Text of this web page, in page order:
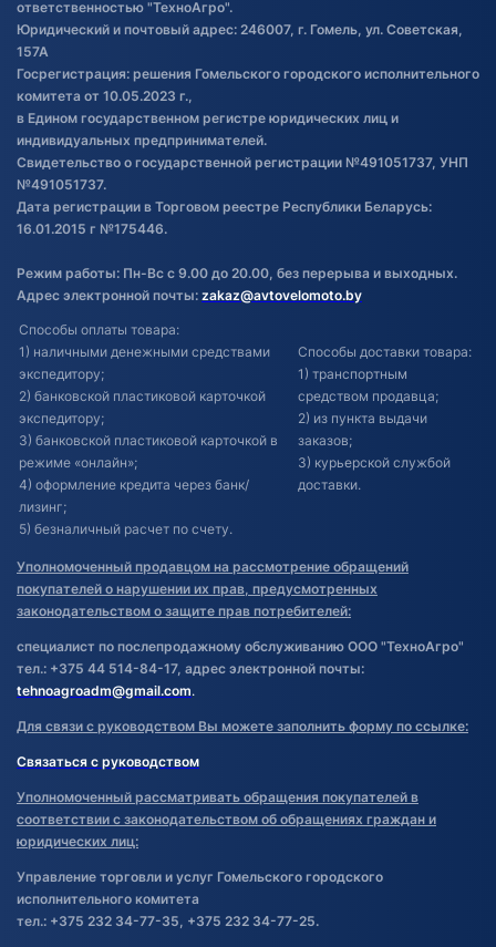
Обработка файлов cookie
Постановка транспорта на учет
Обновления в ЭПТС 2024
ответственностью "ТехноАгро".
Юридический и почтовый адрес: 246007, г. Гомель, ул. Советская,
157А
Госрегистрация: решения Гомельского городского исполнительного
комитета от 10.05.2023 г.,
в Едином государственном регистре юридических лиц и
индивидуальных предпринимателей.
Свидетельство о государственной регистрации №491051737, УНП
№491051737.
Дата регистрации в Торговом реестре Республики Беларусь:
16.01.2015 г №175446.
Режим работы: Пн-Вс с 9.00 до 20.00, без перерыва и выходных.
Адрес электронной почты: zakaz@avtovelomoto.by
Способы оплаты товара:
1) наличными денежными средствами
экспедитору;
2) банковской пластиковой карточкой
экспедитору;
3) банковской пластиковой карточкой в
режиме «онлайн»;
4) оформление кредита через банк/
лизинг;
5) безналичный расчет по счету.
Способы доставки товара:
1) транспортным
средством продавца;
2) из пункта выдачи
заказов;
3) курьерской службой
доставки.
Уполномоченный продавцом на рассмотрение обращений
покупателей о нарушении их прав, предусмотренных
законодательством о защите прав потребителей:
специалист по послепродажному обслуживанию ООО "ТехноАгро"
тел.: +375 44 514-84-17, адрес электронной почты:
tehnoagroadm@gmail.com.
Для связи с руководством Вы можете заполнить форму по ссылке:
Связаться с руководством
Уполномоченный рассматривать обращения покупателей в
соответствии с законодательством об обращениях граждан и
юридических лиц:
Управление торговли и услуг Гомельского городского
исполнительного комитета
тел.: +375 232 34-77-35, +375 232 34-77-25.